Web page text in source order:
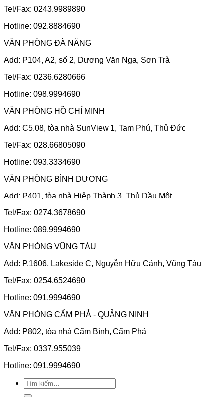
Tel/Fax: 0243.9989890
Hotline: 092.8884690
VĂN PHÒNG ĐÀ NẴNG
Add: P104, A2, số 2, Dương Văn Nga, Sơn Trà
Tel/Fax: 0236.6280666
Hotline: 098.9994690
VĂN PHÒNG HỒ CHÍ MINH
Add: C5.08, tòa nhà SunView 1, Tam Phú, Thủ Đức
Tel/Fax: 028.66805090
Hotline: 093.3334690
VĂN PHÒNG BÌNH DƯƠNG
Add: P401, tòa nhà Hiệp Thành 3, Thủ Dầu Một
Tel/Fax: 0274.3678690
Hotline: 089.9994690
VĂN PHÒNG VŨNG TÀU
Add: P.1606, Lakeside C, Nguyễn Hữu Cảnh, Vũng Tàu
Tel/Fax: 0254.6524690
Hotline: 091.9994690
VĂN PHÒNG CẨM PHẢ - QUẢNG NINH
Add: P802, tòa nhà Cẩm Bình, Cẩm Phả
Tel/Fax: 0337.955039
Hotline: 091.9994690
Tìm
kiếm: